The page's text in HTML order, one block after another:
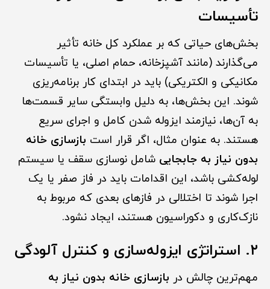
تأسیسات
بخش‌های حیاتی که بر عملکرد کل خانه تأثیر
می‌گذارند (مانند آشپزخانه، حمام اصلی، یا تأسیسات
مکانیکی و الکتریکی) باید در ابتدای کار برنامه‌ریزی
شوند. این بخش‌ها، به دلیل وابستگی سایر قسمت‌ها
به آن‌ها، نیازمند ایزوله شدن کامل و اجرای سریع
هستند. به عنوان مثال، اگر قرار است بازسازی خانه
بدون نیاز به جابجایی شامل نوسازی سقف یا سیستم
لوله‌کشی باشد، این اقدامات باید در فاز صفر یا یک
اجرا شوند تا اختلالی در فازهای بعدی که مربوط به
نازک‌کاری و دکوراسیون هستند، ایجاد نشود.
۲. استراتژی ایزوله‌سازی و کنترل آلودگی
مهم‌ترین چالش در بازسازی خانه بدون نیاز به